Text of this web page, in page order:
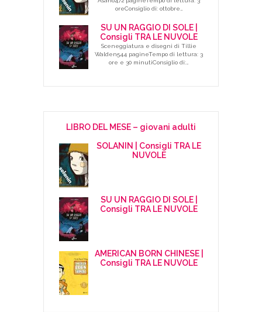
oreConsiglio di: ottobre…
SU UN RAGGIO DI SOLE |
Consigli TRA LE NUVOLE
Sceneggiatura e disegni di Tillie
Walden544 pagineTempo di lettura: 3
ore e 30 minutiConsiglio di:…
LIBRO DEL MESE – giovani adulti
SOLANIN | Consigli TRA LE
NUVOLE
SU UN RAGGIO DI SOLE |
Consigli TRA LE NUVOLE
AMERICAN BORN CHINESE |
Consigli TRA LE NUVOLE